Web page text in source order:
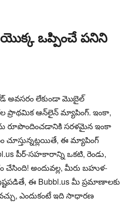
యొక్క ఒప్పించే పనిని
అవసరం లేకుండా మొబైల్
ప్రాథమిక ఆన్‌లైన్ మ్యాపింగ్. ఇంకా,
రూపొందించడానికి సరళమైన ఇంకా
చూస్తున్నట్లయితే, ఈ మ్యాపింగ్
పీర్-సహకారాన్ని ఒకటి, రెండు,
అందువల్ల, మీరు బహుళ-
ఈ Bubbl.us మీ ప్రమాణాలకు
ఎందుకంటే ఇది సాధారణ